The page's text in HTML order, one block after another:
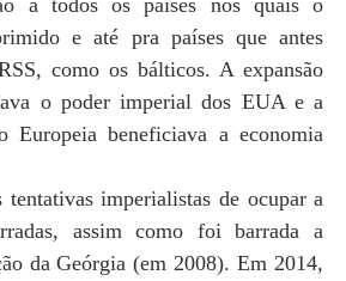
e até pra países que antes
como os bálticos. A expansão
o poder imperial dos EUA e a
Europeia beneficiava a economia
tentativas imperialistas de ocupar a
assim como foi barrada a
da Geórgia (em 2008). Em 2014,